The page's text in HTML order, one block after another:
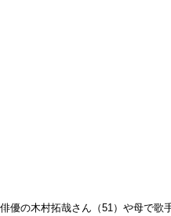
の木村拓哉さん（51）や母で歌